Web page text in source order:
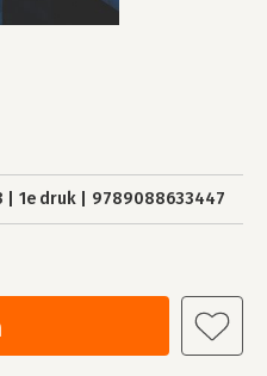
1e druk 9789088633447